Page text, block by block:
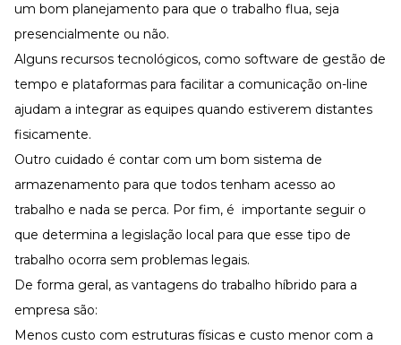
um bom planejamento para que o trabalho flua, seja
presencialmente ou não.
Alguns recursos tecnológicos, como software de gestão de
tempo e plataformas para facilitar a comunicação on-line
ajudam a integrar as equipes quando estiverem distantes
fisicamente.
Outro cuidado é contar com um bom sistema de
armazenamento para que todos tenham acesso ao
trabalho e nada se perca. Por fim, é importante seguir o
que determina a legislação local para que esse tipo de
trabalho ocorra sem problemas legais.
De forma geral, as vantagens do trabalho híbrido para a
empresa são:
Menos custo com estruturas físicas e custo menor com a